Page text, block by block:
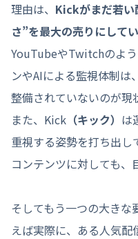
理由は、 Kickがまだ若い
さ”を最大の売りにして
YouTubeやTwitchのよ
ンやAIによる監視体制は
整備されていないのが現
また、Kick （キック） は
重視する姿勢を打ち出し
コンテンツに対しても、
そしてもう一つの大きな
えば実際に、ある人気